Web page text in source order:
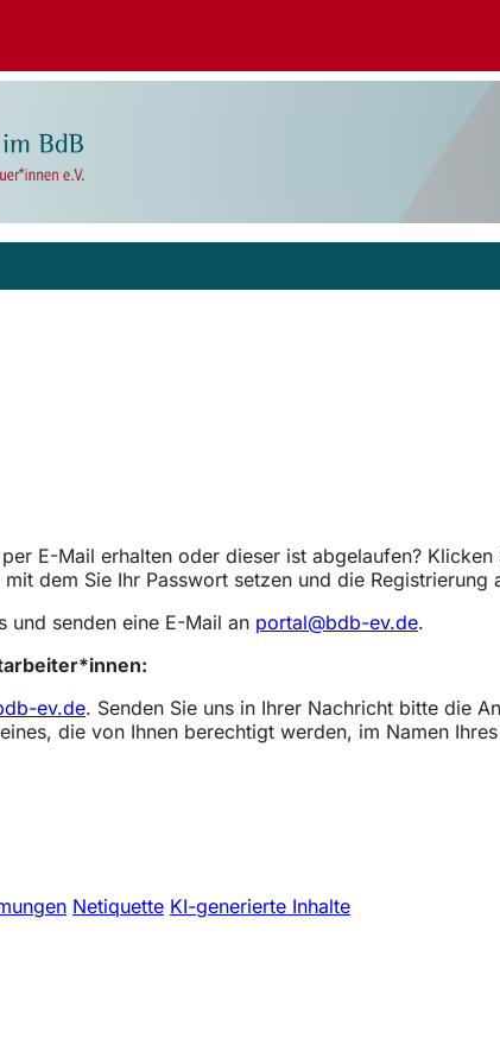
E-Mail erhalten oder dieser ist abgelaufen?
dem Sie Ihr Passwort setzen und die Registrierung
und senden eine E-Mail an portal@bdb-ev.de.
ev.de. Senden Sie uns in Ihrer Nachricht bitte die
die von Ihnen berechtigt werden, im Namen
Netiquette KI-generierte Inhalte